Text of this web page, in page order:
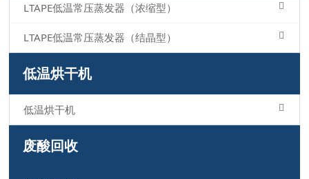
LTAPE低温常压蒸发器（浓缩型）
LTAPE低温常压蒸发器（结晶型）
低温烘干机
低温烘干机
废酸回收